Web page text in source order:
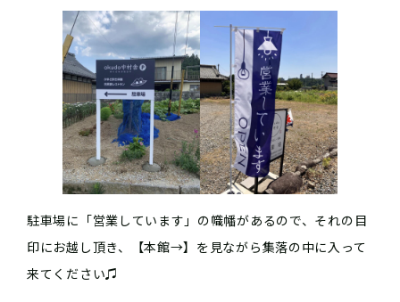
駐車場に「営業しています」の幟幡があるので、それの目
印にお越し頂き、【本館→】を見ながら集落の中に入って
来てください♫